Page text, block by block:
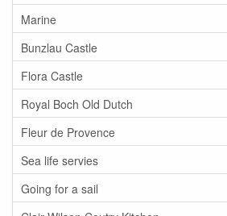
Marine
Bunzlau Castle
Flora Castle
Royal Boch Old Dutch
Fleur de Provence
Sea life servies
Going for a sail